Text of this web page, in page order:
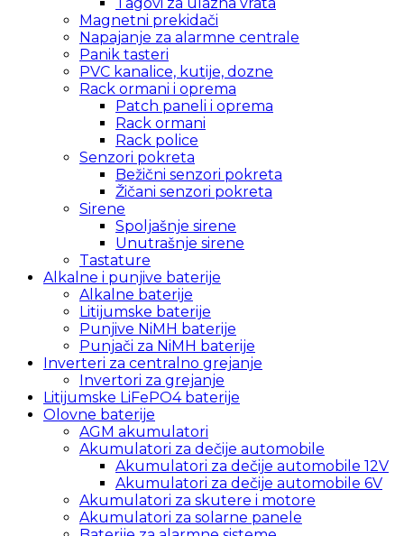
Magnetni prekidači
Napajanje za alarmne centrale
Panik tasteri
PVC kanalice, kutije, dozne
Rack ormani i oprema
Patch paneli i oprema
Rack ormani
Rack police
Senzori pokreta
Bežični senzori pokreta
Žičani senzori pokreta
Sirene
Spoljašnje sirene
Unutrašnje sirene
Tastature
Alkalne i punjive baterije
Alkalne baterije
Litijumske baterije
Punjive NiMH baterije
Punjači za NiMH baterije
Inverteri za centralno grejanje
Invertori za grejanje
Litijumske LiFePO4 baterije
Olovne baterije
AGM akumulatori
Akumulatori za dečije automobile
Akumulatori za dečije automobile 12V
Akumulatori za dečije automobile 6V
Akumulatori za skutere i motore
Akumulatori za solarne panele